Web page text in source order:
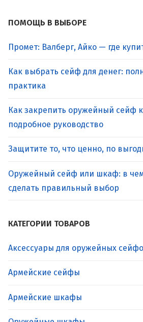
ПОМОЩЬ В ВЫБОРЕ
Промет: Валберг, Айко — где
Как выбрать сейф для денег:
практика
Как закрепить оружейный сейф
подробное руководство
Защитите то, что ценно, по
Оружейный сейф или шкаф: в
сделать правильный выбор
КАТЕГОРИИ ТОВАРОВ
Аксессуары для оружейных
Армейские сейфы
Армейские шкафы